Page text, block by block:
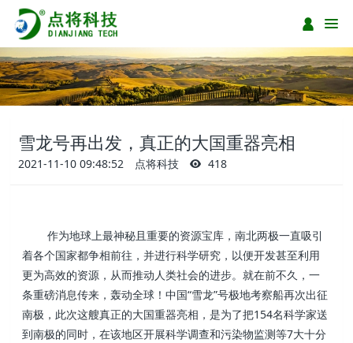
雪龙号再出发，真正的大国重器亮相
2021-11-10 09:48:52 点将科技 418
作为地球上最神秘且重要的资源宝库，南北两极一直吸引
着各个国家都争相前往，并进行科学研究，以便开发甚至利用
更为高效的资源，从而推动人类社会的进步。就在前不久，一
条重磅消息传来，轰动全球！中国“雪龙”号极地考察船再次出征
南极，此次这艘真正的大国重器亮相，是为了把154名科学家送
到南极的同时，在该地区开展科学调查和污染物监测等7大十分